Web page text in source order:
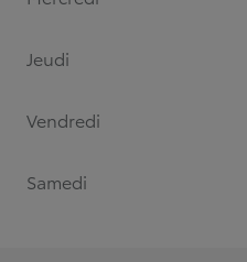
Jeudi
Vendredi
Samedi